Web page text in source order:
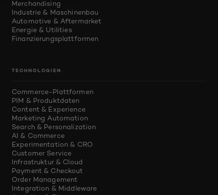
Merchandising
Industrie & Maschinenbau
Automotive & Aftermarket
Energie & Utilities
Finanzierungsplattformen
TECHNOLOGIEN
Commerce-Plattformen
PIM & Produktdaten
Content & Experience
Marketing Automation
Search & Personalization
AI & Commerce
Experimentation & CRO
Customer Service
Infrastruktur & Cloud
Payment & Checkout
Order Management
Integration & Middleware